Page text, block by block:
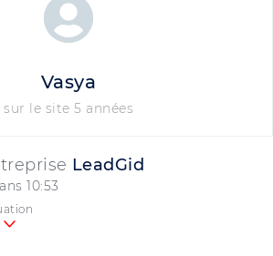
LeadGid
10:53
Vasya
sur le site 5 années